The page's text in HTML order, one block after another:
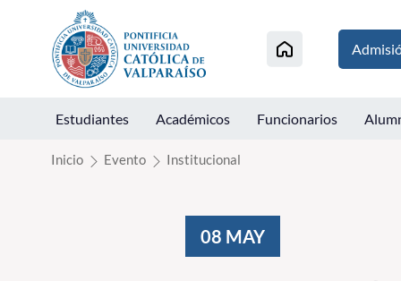
Click acá para ir directamente al contenido
Estudiantes Académicos Funcionarios
Inicio Evento Institucional
08 MAY